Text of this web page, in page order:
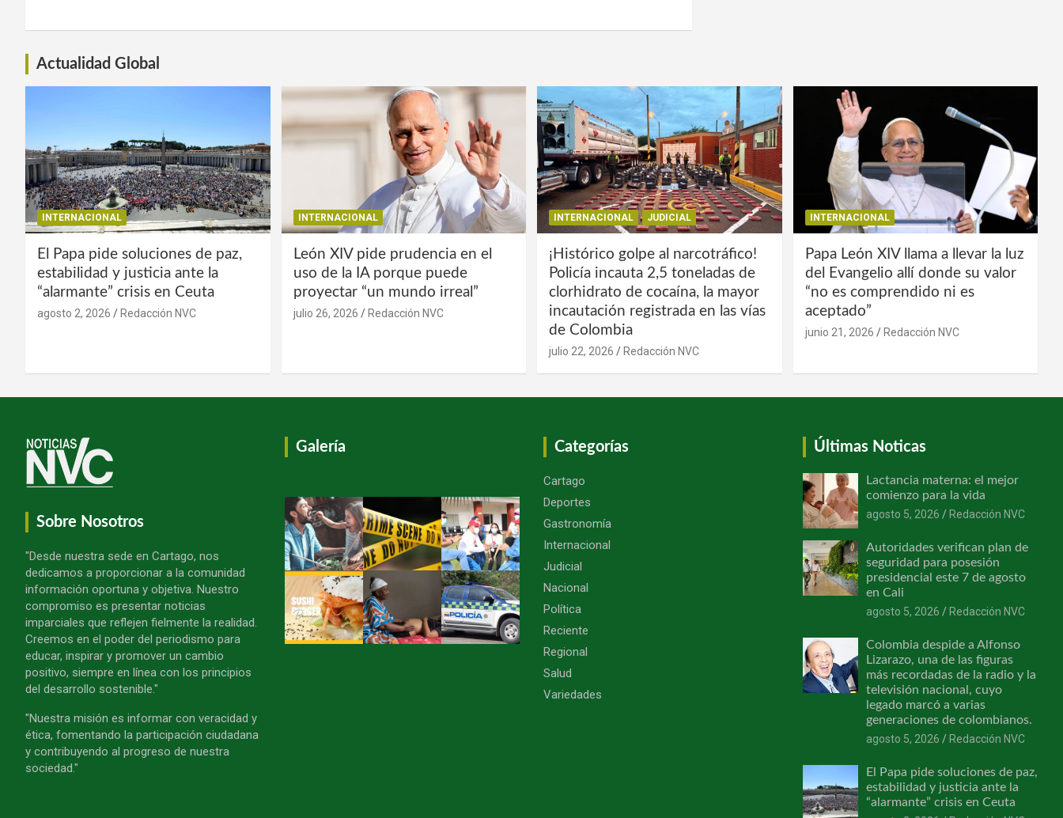
Actualidad Global
INTERNACIONAL
El Papa pide soluciones de paz,
estabilidad y justicia ante la
“alarmante” crisis en Ceuta
agosto 2, 2026 Redacción NVC
INTERNACIONAL
León XIV pide prudencia en el
uso de la IA porque puede
proyectar “un mundo irreal”
julio 26, 2026 Redacción NVC
INTERNACIONAL JUDICIAL
¡Histórico golpe al narcotráfico!
Policía incauta 2,5 toneladas de
clorhidrato de cocaína, la mayor
incautación registrada en las vías
de Colombia
julio 22, 2026 Redacción NVC
INTERNACIONAL
Papa León XIV llama a llevar la luz
del Evangelio allí donde su valor
“no es comprendido ni es
aceptado”
junio 21, 2026 Redacción NVC
Sobre Nosotros
"Desde nuestra sede en Cartago, nos
dedicamos a proporcionar a la comunidad
información oportuna y objetiva. Nuestro
compromiso es presentar noticias
imparciales que reflejen fielmente la realidad.
Creemos en el poder del periodismo para
educar, inspirar y promover un cambio
positivo, siempre en línea con los principios
del desarrollo sostenible."
"Nuestra misión es informar con veracidad y
ética, fomentando la participación ciudadana
y contribuyendo al progreso de nuestra
sociedad."
Galería Categorías
Cartago
Deportes
Gastronomía
Internacional
Judicial
Nacional
Política
Reciente
Regional
Salud
Variedades
Últimas Noticas
Lactancia materna: el mejor
comienzo para la vida
agosto 5, 2026
Redacción NVC
Autoridades verifican plan de
seguridad para posesión
presidencial este 7 de agosto
en Cali
agosto 5, 2026
Redacción NVC
Colombia despide a Alfonso
Lizarazo, una de las figuras
más recordadas de la radio y la
televisión nacional, cuyo
legado marcó a varias
generaciones de colombianos.
agosto 5, 2026
Redacción NVC
El Papa pide soluciones de paz,
estabilidad y justicia ante la
“alarmante” crisis en Ceuta